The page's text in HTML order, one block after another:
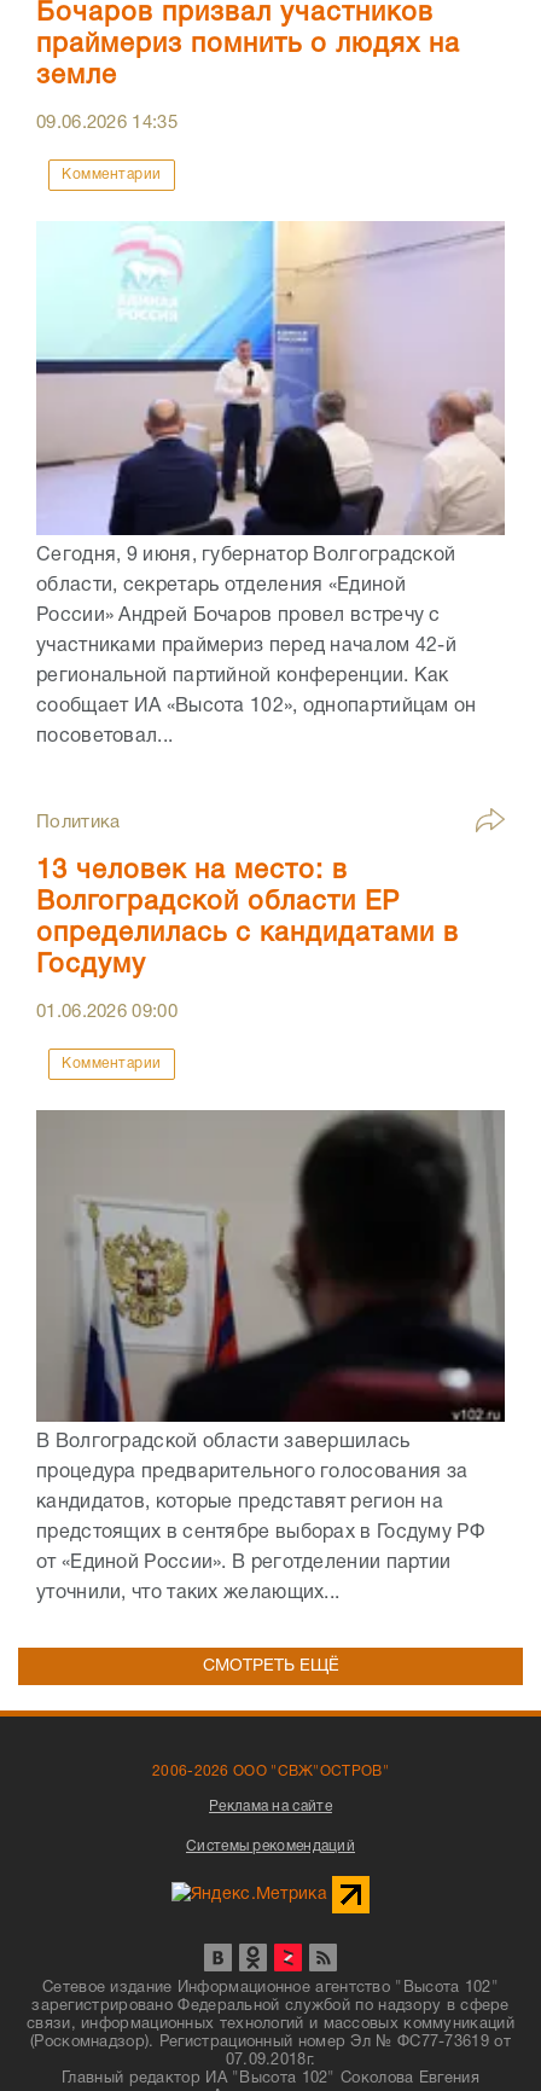
Бочаров призвал участников
праймериз помнить о людях на
земле
09.06.2026 14:35
Комментарии
Сегодня, 9 июня, губернатор Волгоградской
области, секретарь отделения «Единой
России» Андрей Бочаров провел встречу с
участниками праймериз перед началом 42-й
региональной партийной конференции. Как
сообщает ИА «Высота 102», однопартийцам он
посоветовал...
Политика
13 человек на место: в
Волгоградской области ЕР
определилась с кандидатами в
Госдуму
01.06.202609:00
Комментарии
В Волгоградской области завершилась
процедура предварительного голосования за
кандидатов, которые представят регион на
предстоящих в сентябре выборах в Госдуму РФ
от «Единой России». В реготделении партии
уточнили, что таких желающих...
СМОТРЕТЬ ЕЩЁ
2006-2026 ООО "СВЖ"ОСТРОВ"
Реклама на сайте
Системы рекомендаций
Сетевое издание Информационное агентство "Высота 102"
зарегистрировано Федеральной службой по надзору в сфере
связи, информационных технологий и массовых коммуникаций
(Роскомнадзор). Регистрационный номер Эл № ФС77-73619 от
07.09.2018г.
Главный редактор ИА "Высота 102" Соколова Евгения